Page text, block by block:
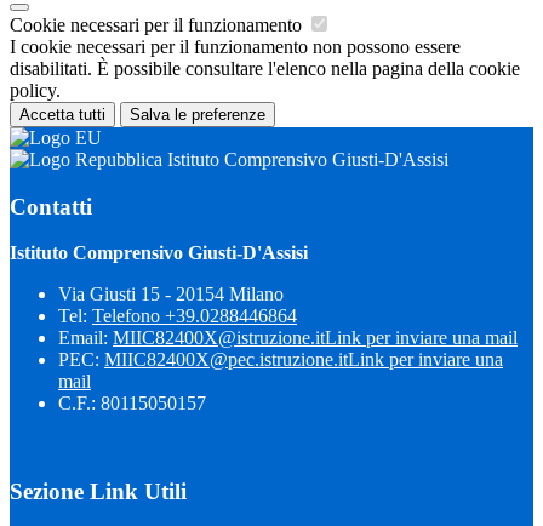
Cookie necessari per il funzionamento
I cookie necessari per il funzionamento non possono essere
disabilitati. È possibile consultare l'elenco nella pagina della cookie
policy.
Accetta tutti Salva le preferenze
Istituto Comprensivo Giusti-D'Assisi
Contatti
Istituto Comprensivo Giusti-D'Assisi
Via Giusti 15 - 20154 Milano
Tel: Telefono +39.0288446864
Email: MIIC82400X@istruzione.itLink per inviare una mail
PEC: MIIC82400X@pec.istruzione.itLink per inviare una
mail
C.F.: 80115050157
Sezione Link Utili